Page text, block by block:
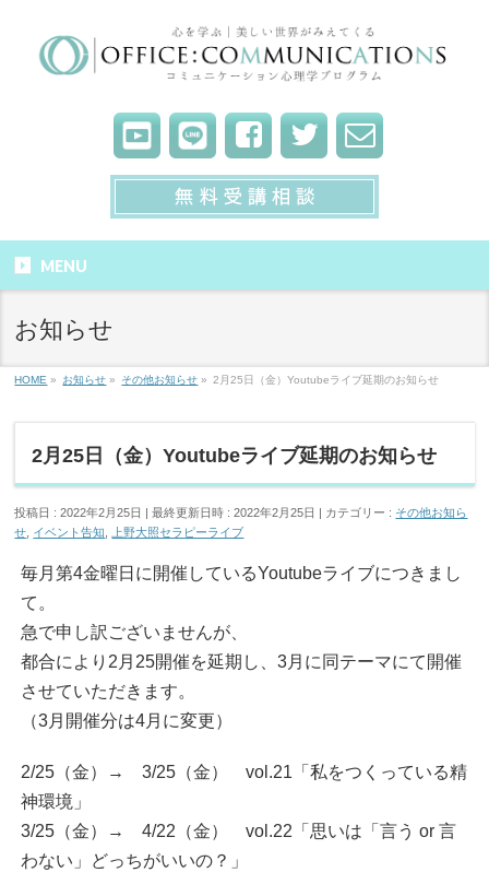
MENU
お知らせ
HOME » お知らせ » その他お知らせ » 2月25日（金）Youtubeライブ延期のお知らせ
2月25日（金）Youtubeライブ延期のお知らせ
投稿日 : 2022年2月25日 最終更新日時 : 2022年2月25日 カテゴリー : その他お知ら
せ イベント告知 上野大照セラピーライブ
毎月第4金曜日に開催しているYoutubeライブにつきまし
て。
急で申し訳ございませんが、
都合により2月25開催を延期し、3月に同テーマにて開催
させていただきます。
（3月開催分は4月に変更）
2/25（金）→ 3/25（金） vol.21「私をつくっている精
神環境」
3/25（金）→ 4/22（金） vol.22「思いは「言う or 言
わない」どっちがいいの？」